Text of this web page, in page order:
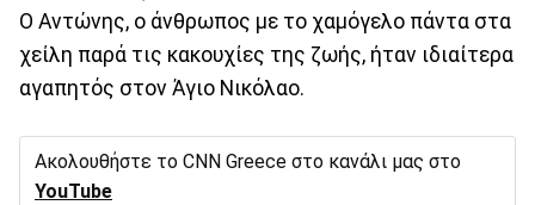
Ο Αντώνης, ο άνθρωπος με το χαμόγελο πάντα στα
χείλη παρά τις κακουχίες της ζωής, ήταν ιδιαίτερα
αγαπητός στον Άγιο Νικόλαο.
Ακολουθήστε το CNN Greece στο κανάλι μας στο
YouTube